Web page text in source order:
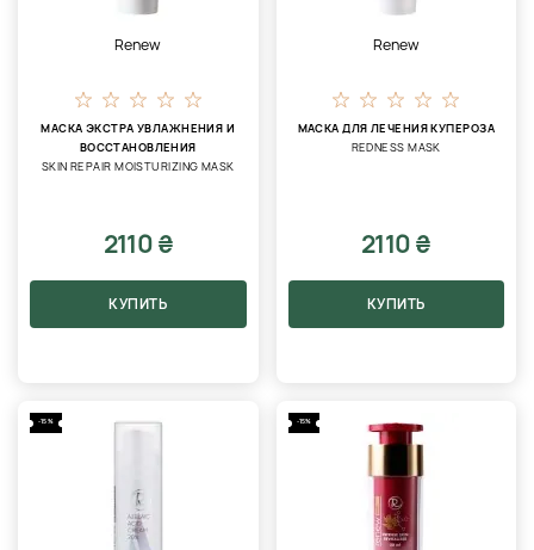
Renew
МАСКА ЭКСТРА УВЛАЖНЕНИЯ И
ВОССТАНОВЛЕНИЯ
SKIN REPAIR MOISTURIZING MASK
2110 ₴
КУПИТЬ
Renew
МАСКА ДЛЯ ЛЕЧЕНИЯ КУПЕРОЗА
REDNESS MASK
2110 ₴
КУПИТЬ
-15% -15%